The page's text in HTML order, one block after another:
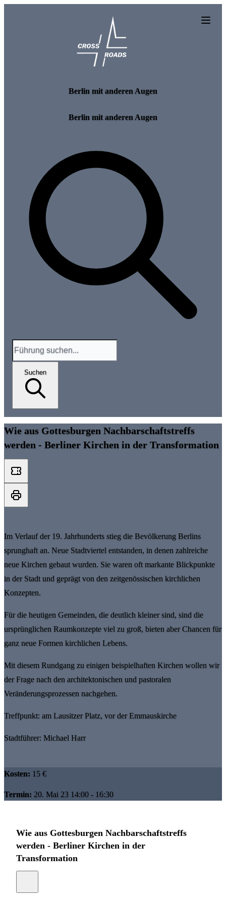
Berlin mit anderen Augen
Berlin mit anderen Augen
Suchen
Wie aus Gottesburgen Nachbarschaftstreffs
werden - Berliner Kirchen in der Transformation
Im Verlauf der 19. Jahrhunderts stieg die Bevölkerung Berlins
sprunghaft an. Neue Stadtviertel entstanden, in denen zahlreiche
neue Kirchen gebaut wurden. Sie waren oft markante Blickpunkte
in der Stadt und geprägt von den zeitgenössischen kirchlichen
Konzepten.
Für die heutigen Gemeinden, die deutlich kleiner sind, sind die
ursprünglichen Raumkonzepte viel zu groß, bieten aber Chancen für
ganz neue Formen kirchlichen Lebens.
Mit diesem Rundgang zu einigen beispielhaften Kirchen wollen wir
der Frage nach den architektonischen und pastoralen
Veränderungsprozessen nachgehen.
Treffpunkt: am Lausitzer Platz, vor der Emmauskirche
Stadtführer: Michael Harr
Kosten: 15 €
Termin: 20. Mai 23 14:00 - 16:30
Wie aus Gottesburgen Nachbarschaftstreffs
werden - Berliner Kirchen in der
Transformation